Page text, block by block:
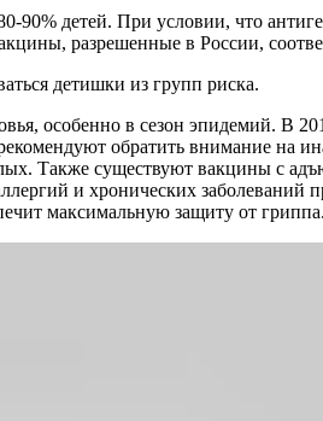
детей. При условии, что
разрешенные в России,
детишки из групп риска.
особенно в сезон эпидемий. В
обратить внимание на
Также существуют вакцины с
и хронических
максимальную защиту от гриппа.